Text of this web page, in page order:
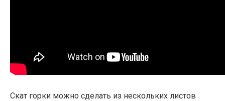
Скат горки можно сделать из нескольких листов